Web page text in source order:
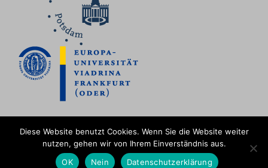
Impressum| Datenschutz Hoch ↑
Diese Website benutzt Cookies. Wenn Sie die Website weiter
nutzen, gehen wir von Ihrem Einverständnis aus.
OK
Nein Datenschutzerklärung